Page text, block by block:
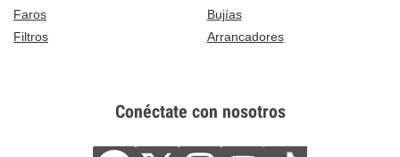
Faros
Bujías
Filtros
Arrancadores
Conéctate con nosotros